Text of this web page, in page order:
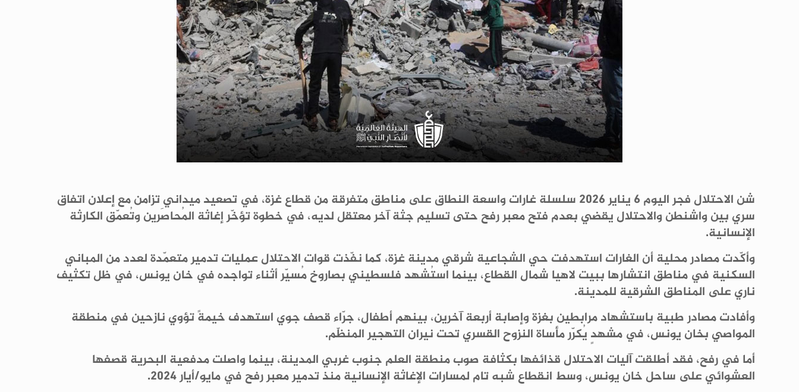
شن الاحتلال فجر اليوم 6 يناير 2026 سلسلة غارات واسعة النطاق على مناطق متفرقة من قطاع غزة، في تصعيد ميداني تزامن مع إعلان اتفاق
سري بين واشنطن والاحتلال يقضي بعدم فتح معبر رفح حتى تسليم جثة آخر معتقل لديه، في خطوة تؤخّر إغاثة المُحاصَرين وتُعمّق الكارثة
الإنسانية.
وأكّدت مصادر محلية أن الغارات استهدفت حي الشجاعية شرقي مدينة غزة، كما نفّذت قوات الاحتلال عمليات تدمير متعمّدة لعدد من المباني
السكنية في مناطق انتشارها ببيت لاهيا شمال القطاع، بينما استُشهد فلسطيني بصاروخ مُسيّر أثناء تواجده في خان يونس، في ظل تكثيف
ناري على المناطق الشرقية للمدينة.
وأفادت مصادر طبية باستشهاد مرابطين بغزة وإصابة أربعة آخرين، بينهم أطفال، جرّاء قصف جوي استهدف خيمةً تؤوي نازحين في منطقة
المواصي بخان يونس، في مشهدٍ يُكرّر مأساة النزوح القسري تحت نيران التهجير المنظّم.
أما في رفح، فقد أطلقت آليات الاحتلال قذائفها بكثافة صوب منطقة العلم جنوب غربي المدينة، بينما واصلت مدفعية البحرية قصفها
العشوائي على ساحل خان يونس، وسط انقطاع شبه تام لمسارات الإغاثة الإنسانية منذ تدمير معبر رفح في مايو/أيار 2024.